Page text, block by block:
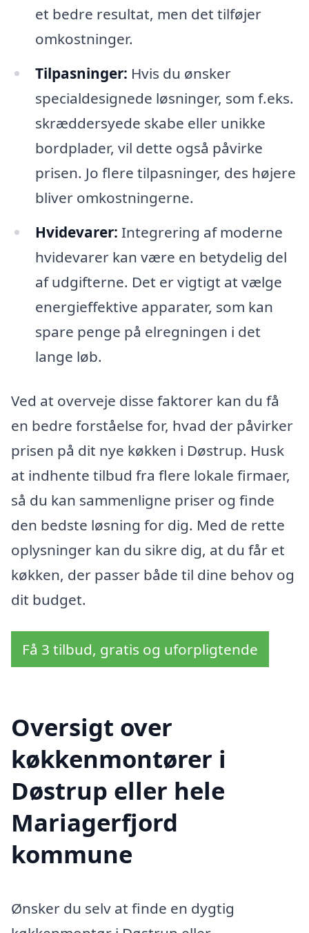
et bedre resultat, men det tilføjer
omkostninger.
Tilpasninger: Hvis du ønsker
specialdesignede løsninger, som f.eks.
skræddersyede skabe eller unikke
bordplader, vil dette også påvirke
prisen. Jo flere tilpasninger, des højere
bliver omkostningerne.
Hvidevarer: Integrering af moderne
hvidevarer kan være en betydelig del
af udgifterne. Det er vigtigt at vælge
energieffektive apparater, som kan
spare penge på elregningen i det
lange løb.
Ved at overveje disse faktorer kan du få
en bedre forståelse for, hvad der påvirker
prisen på dit nye køkken i Døstrup. Husk
at indhente tilbud fra flere lokale firmaer,
så du kan sammenligne priser og finde
den bedste løsning for dig. Med de rette
oplysninger kan du sikre dig, at du får et
køkken, der passer både til dine behov og
dit budget.
Få 3 tilbud, gratis og uforpligtende
Oversigt over
køkkenmontører i
Døstrup eller hele
Mariagerfjord
kommune
Ønsker du selv at finde en dygtig